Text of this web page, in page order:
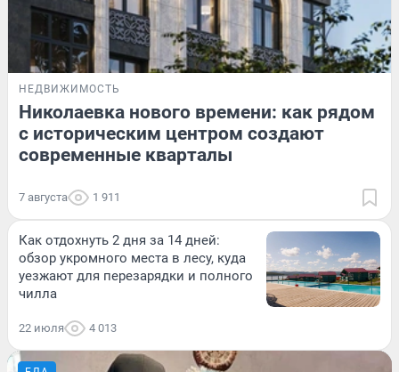
НЕДВИЖИМОСТЬ
Николаевка нового времени: как рядом
с историческим центром создают
современные кварталы
7 августа 1 911
Как отдохнуть 2 дня за 14 дней:
обзор укромного места в лесу, куда
уезжают для перезарядки и полного
чилла
22 июля 4 013